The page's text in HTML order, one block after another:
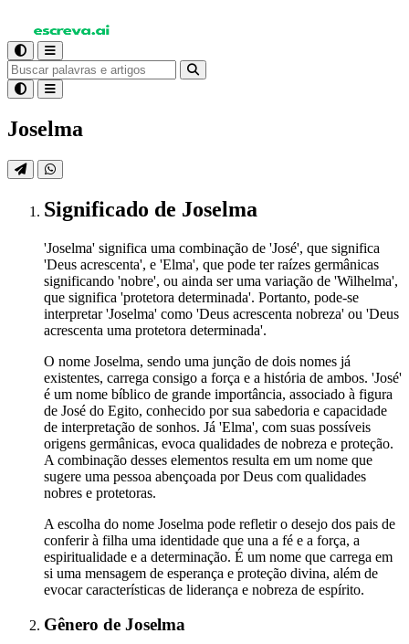
Joselma
Significado de Joselma
'Joselma' significa uma combinação de 'José', que significa
'Deus acrescenta', e 'Elma', que pode ter raízes germânicas
significando 'nobre', ou ainda ser uma variação de 'Wilhelma',
que significa 'protetora determinada'. Portanto, pode-se
interpretar 'Joselma' como 'Deus acrescenta nobreza' ou 'Deus
acrescenta uma protetora determinada'.
O nome Joselma, sendo uma junção de dois nomes já
existentes, carrega consigo a força e a história de ambos. 'José'
é um nome bíblico de grande importância, associado à figura
de José do Egito, conhecido por sua sabedoria e capacidade
de interpretação de sonhos. Já 'Elma', com suas possíveis
origens germânicas, evoca qualidades de nobreza e proteção.
A combinação desses elementos resulta em um nome que
sugere uma pessoa abençoada por Deus com qualidades
nobres e protetoras.
A escolha do nome Joselma pode refletir o desejo dos pais de
conferir à filha uma identidade que una a fé e a força, a
espiritualidade e a determinação. É um nome que carrega em
si uma mensagem de esperança e proteção divina, além de
evocar características de liderança e nobreza de espírito.
Gênero de Joselma